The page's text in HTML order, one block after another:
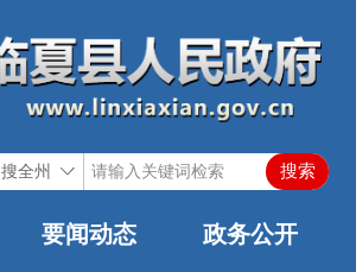
搜全州
要闻动态 政务公开